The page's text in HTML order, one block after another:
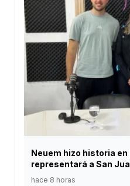
Neuem hizo historia en
representará a San
hace 8 horas